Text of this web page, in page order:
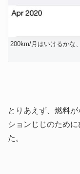
200km/月はいけるかな
とりあえず、燃料
ションじじのため
た。